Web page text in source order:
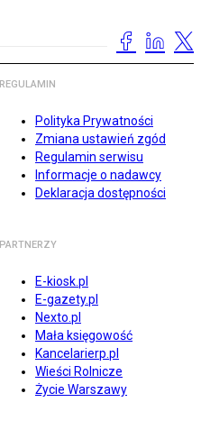
REGULAMIN
Polityka Prywatności
Zmiana ustawień zgód
Regulamin serwisu
Informacje o nadawcy
Deklaracja dostępności
PARTNERZY
E-kiosk.pl
E-gazety.pl
Nexto.pl
Mała księgowość
Kancelarierp.pl
Wieści Rolnicze
Życie Warszawy